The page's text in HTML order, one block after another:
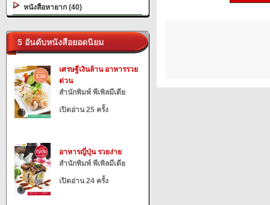
หนังสือหายาก (40)
5 อันดับหนังสือยอดนิยม
เศรษฐีเงินล้าน อาหารรวย
ด่วน
สำนักพิมพ์ พีเพิลมีเดีย
เปิดอ่าน 25 ครั้ง
อาหารญี่ปุ่น รวยง่าย
สำนักพิมพ์ พีเพิลมีเดีย
เปิดอ่าน 24 ครั้ง